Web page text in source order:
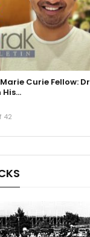
Curie Fellow: Dr
His…
42